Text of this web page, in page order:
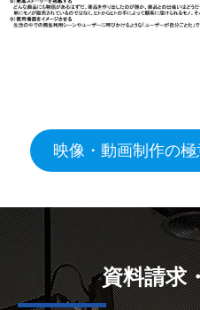
映像・動画制作の
資料請求